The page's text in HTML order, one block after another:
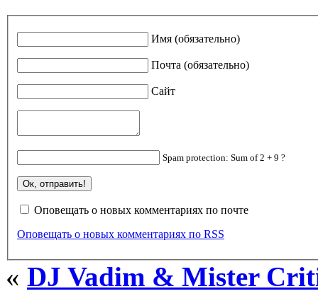
Имя (обязательно)
Почта (обязательно)
Сайт
Spam protection: Sum of 2 + 9 ?
Оповещать о новых комментариях по почте
Оповещать о новых комментариях по RSS
« DJ Vadim & Mister